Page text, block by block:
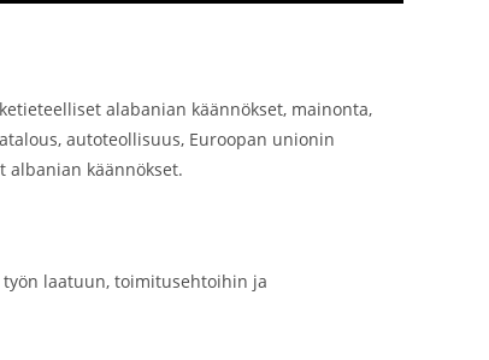
alabanian käännökset, mainonta,
autoteollisuus, Euroopan unionin
albanian käännökset.
työn laatuun, toimitusehtoihin ja